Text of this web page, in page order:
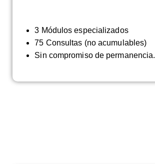
3 Módulos especializados
75 Consultas (no acumulables)
Sin compromiso de permanencia.